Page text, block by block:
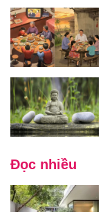
Đọc nhiều